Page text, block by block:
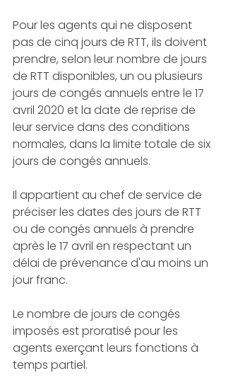
Pour les agents qui ne disposent
pas de cinq jours de RTT, ils doivent
prendre, selon leur nombre de jours
de RTT disponibles, un ou plusieurs
jours de congés annuels entre le 17
avril 2020 et la date de reprise de
leur service dans des conditions
normales, dans la limite totale de six
jours de congés annuels.
Il appartient au chef de service de
préciser les dates des jours de RTT
ou de congés annuels à prendre
après le 17 avril en respectant un
délai de prévenance d'au moins un
jour franc.
Le nombre de jours de congés
imposés est proratisé pour les
agents exerçant leurs fonctions à
temps partiel.